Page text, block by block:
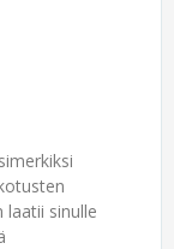
laatii sinulle